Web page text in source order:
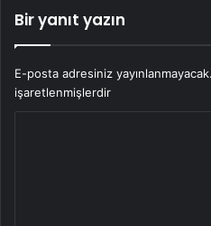
Bir yanıt yazın
E-posta adresiniz yayınlanmayacak.
işaretlenmişlerdir